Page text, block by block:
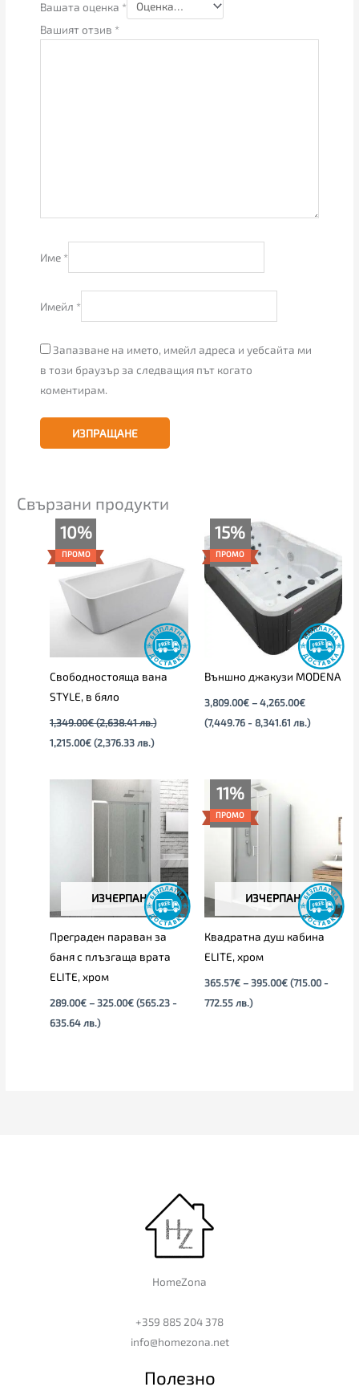
Вашата оценка *
Вашият отзив *
Име *
Имейл *
Запазване на името, имейл адреса и уебсайта ми
в този браузър за следващия път когато
коментирам.
Свързани продукти
10%
ПРОМО
Свободностояща вана
STYLE, в бяло
1,349.00€ (2,638.41 лв.)
Original
price
was:
1,349.00€
(2,638.41
лв.).
1,215.00€ (2,376.33 лв.)
1,215.00€
(2,376.33
15%
ПРОМО
Външно джакузи MODENA
3,809.00€ – 4,265.00€
range:
3,809.00€
through
4,265.00€
(7,449.76 - 8,341.61 лв.)
ИЗЧЕРПАН
Преграден параван за
баня с плъзгаща врата
ELITЕ, хром
289.00€ – 325.00€
range:
289.00€
through
325.00€
(565.23 -
635.64 лв.)
11%
ПРОМО
ИЗЧЕРПАН
Квадратна душ кабина
ELITE, хром
365.57€ – 395.00€
365.57€
(715.00 -
772.55 лв.)
HomeZona
+359 885 204 378
info@homezona.net
Полезно